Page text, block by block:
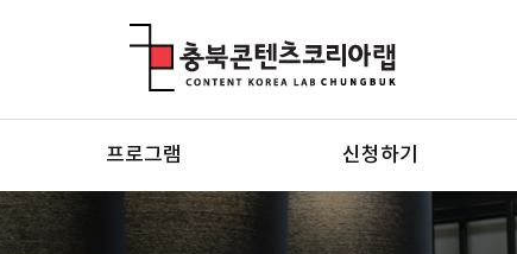
프로그램 신청하기